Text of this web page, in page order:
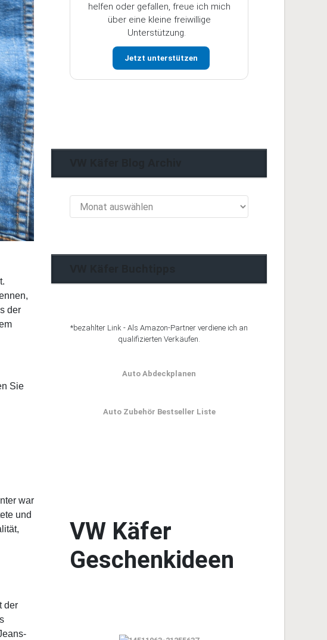
der
Sie
war
und
der
helfen oder gefallen, freue ich mich
über eine kleine freiwillige
Unterstützung.
Jetzt unterstützen
Käfer
*bezahlter Link - Als Amazon-Partner verdiene ich an
qualifizierten Verkäufen.
Auto Abdeckplanen
Auto Zubehör Bestseller Liste
VW Käfer
Geschenkideen